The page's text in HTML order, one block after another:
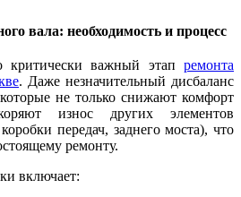
вала: необходимость и процесс
критически важный этап ремонта
. Даже незначительный дисбаланс
не только снижают комфорт
износ других элементов
передач, заднего моста), что
ремонту.
включает: